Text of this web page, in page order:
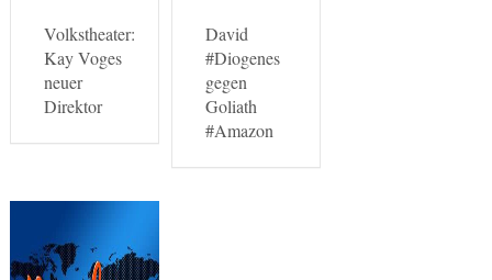
Volkstheater:
Kay Voges
neuer
Direktor
David
#Diogenes
gegen
Goliath
#Amazon